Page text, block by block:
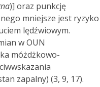
)] oraz punkcję
mniejsze jest ryzyko
lędźwiowym.
w OUN
móżdżkowo-
zapalny) (3, 9, 17).